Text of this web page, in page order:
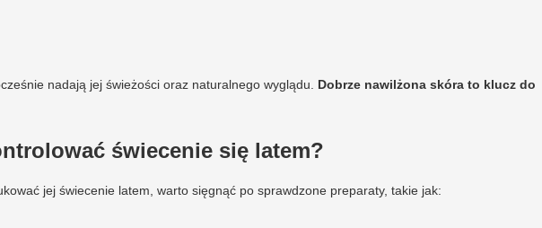
nadają jej świeżości oraz naturalnego wyglądu. Dobrze nawilżona skóra to klucz do
świecenie się latem?
jej świecenie latem, warto sięgnąć po sprawdzone preparaty, takie jak: